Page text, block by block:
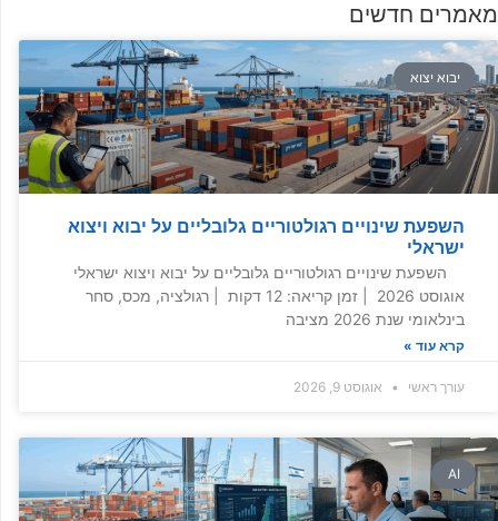
מאמרים חדשים
יבוא יצוא
השפעת שינויים רגולטוריים גלובליים על יבוא ויצוא
ישראלי
השפעת שינויים רגולטוריים גלובליים על יבוא ויצוא ישראלי
אוגוסט 2026 | זמן קריאה: 12 דקות | רגולציה, מכס, סחר
בינלאומי שנת 2026 מציבה
קרא עוד »
עורך ראשי אוגוסט 9, 2026
AI